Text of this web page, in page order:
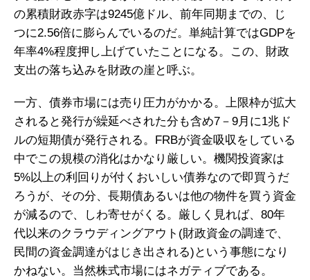
の累積財政赤字は9245億ドル、前年同期までの、じ
つに2.56倍に膨らんでいるのだ。単純計算ではGDPを
年率4%程度押し上げていたことになる。この、財政
支出の落ち込みを財政の崖と呼ぶ。
一方、債券市場には売り圧力がかかる。上限枠が拡大
されると発行が繰延べされた分も含め7－9月に1兆ド
ルの短期債が発行される。FRBが資金吸収をしている
中でこの規模の消化はかなり厳しい。機関投資家は
5%以上の利回りが付くおいしい債券なので即買うだ
ろうが、その分、長期債あるいは他の物件を買う資金
が減るので、しわ寄せがくる。厳しく見れば、80年
代以来のクラウディングアウト(財政資金の調達で、
民間の資金調達がはじき出される)という事態になり
かねない。当然株式市場にはネガティブである。